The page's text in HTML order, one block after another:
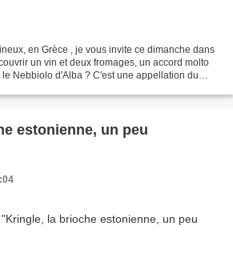
en Grèce , je vous invite ce dimanche dans
un vin et deux fromages, un accord molto
Nebbiolo d'Alba ? C'est une appellation du
estonienne, un peu